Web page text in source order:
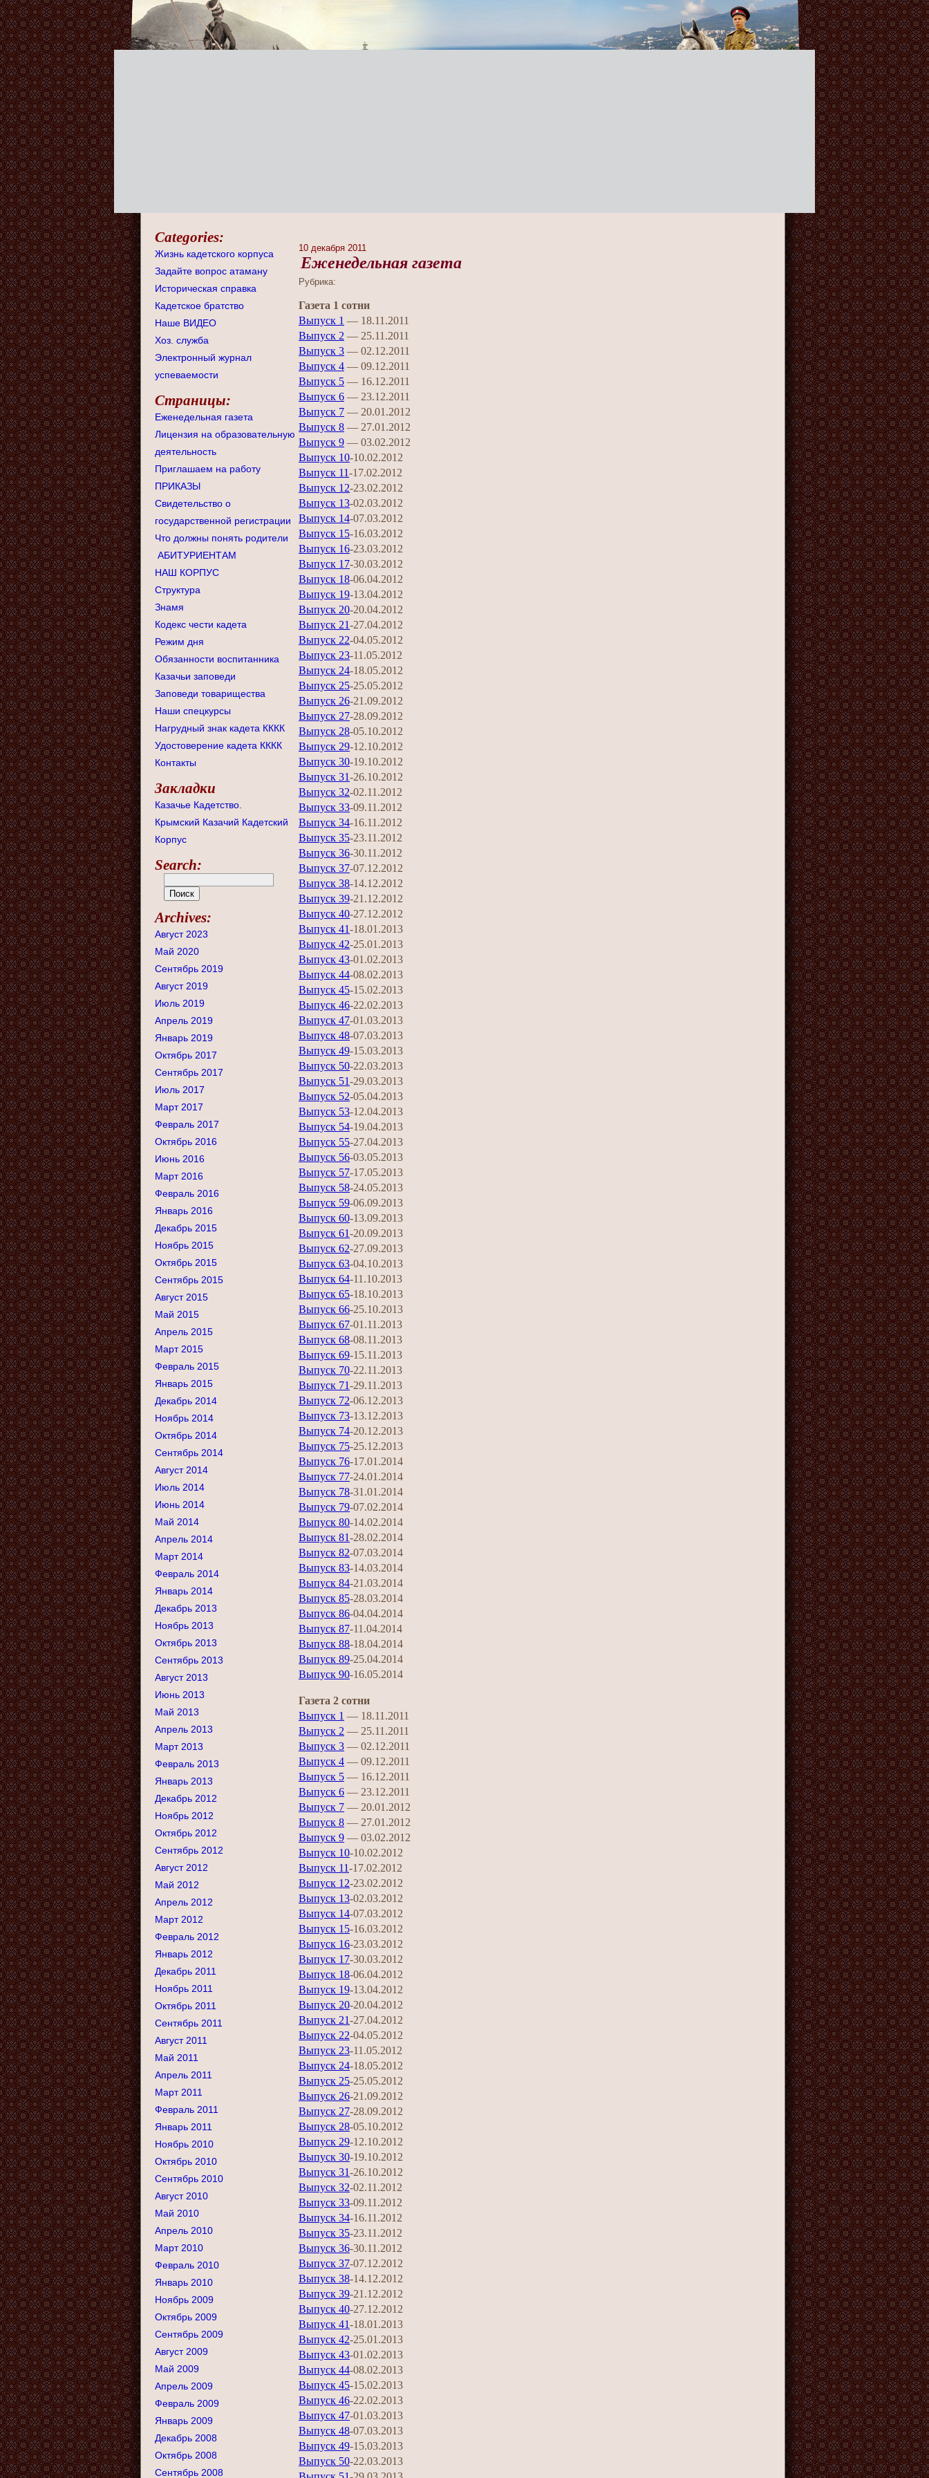
Categories:
Жизнь кадетского корпуса
Задайте вопрос атаману
Историческая справка
Кадетское братство
Наше ВИДЕО
Хоз. служба
Электронный журнал
успеваемости
Страницы:
Еженедельная газета
Лицензия на образовательную
деятельность
Приглашаем на работу
ПРИКАЗЫ
Свидетельство о
государственной регистрации
Что должны понять родители
АБИТУРИЕНТАМ
НАШ КОРПУС
Структура
Знамя
Кодекс чести кадета
Режим дня
Обязанности воспитанника
Казачьи заповеди
Заповеди товарищества
Наши спецкурсы
Нагрудный знак кадета КККК
Удостоверение кадета КККК
Контакты
Закладки
Казачье Кадетство.
Крымский Казачий Кадетский
Корпус
Search:
Archives:
Август 2023
Май 2020
Сентябрь 2019
Август 2019
Июль 2019
Апрель 2019
Январь 2019
Октябрь 2017
Сентябрь 2017
Июль 2017
Март 2017
Февраль 2017
Октябрь 2016
Июнь 2016
Март 2016
Февраль 2016
Январь 2016
Декабрь 2015
Ноябрь 2015
Октябрь 2015
Сентябрь 2015
Август 2015
Май 2015
Апрель 2015
Март 2015
Февраль 2015
Январь 2015
Декабрь 2014
Ноябрь 2014
Октябрь 2014
Сентябрь 2014
Август 2014
Июль 2014
Июнь 2014
Май 2014
Апрель 2014
Март 2014
Февраль 2014
Январь 2014
Декабрь 2013
Ноябрь 2013
Октябрь 2013
Сентябрь 2013
Август 2013
Июнь 2013
Май 2013
Апрель 2013
Март 2013
Февраль 2013
Январь 2013
Декабрь 2012
Ноябрь 2012
Октябрь 2012
Сентябрь 2012
Август 2012
Май 2012
Апрель 2012
Март 2012
Февраль 2012
Январь 2012
Декабрь 2011
Ноябрь 2011
Октябрь 2011
Сентябрь 2011
Август 2011
Май 2011
Апрель 2011
Март 2011
Февраль 2011
Январь 2011
Ноябрь 2010
Октябрь 2010
Сентябрь 2010
Август 2010
Май 2010
Апрель 2010
Март 2010
Февраль 2010
Январь 2010
Ноябрь 2009
Октябрь 2009
Сентябрь 2009
Август 2009
Май 2009
Апрель 2009
Февраль 2009
Январь 2009
Декабрь 2008
Октябрь 2008
Сентябрь 2008
10 декабря 2011
Еженедельная газета
Рубрика:
Газета 1 сотни
Выпуск 1 — 18.11.2011
Выпуск 2 — 25.11.2011
Выпуск 3 — 02.12.2011
Выпуск 4 — 09.12.2011
Выпуск 5 — 16.12.2011
Выпуск 6 — 23.12.2011
Выпуск 7 — 20.01.2012
Выпуск 8 — 27.01.2012
Выпуск 9 — 03.02.2012
Выпуск 10-10.02.2012
Выпуск 11-17.02.2012
Выпуск 12-23.02.2012
Выпуск 13-02.03.2012
Выпуск 14-07.03.2012
Выпуск 15-16.03.2012
Выпуск 16-23.03.2012
Выпуск 17-30.03.2012
Выпуск 18-06.04.2012
Выпуск 19-13.04.2012
Выпуск 20-20.04.2012
Выпуск 21-27.04.2012
Выпуск 22-04.05.2012
Выпуск 23-11.05.2012
Выпуск 24-18.05.2012
Выпуск 25-25.05.2012
Выпуск 26-21.09.2012
Выпуск 27-28.09.2012
Выпуск 28-05.10.2012
Выпуск 29-12.10.2012
Выпуск 30-19.10.2012
Выпуск 31-26.10.2012
Выпуск 32-02.11.2012
Выпуск 33-09.11.2012
Выпуск 34-16.11.2012
Выпуск 35-23.11.2012
Выпуск 36-30.11.2012
Выпуск 37-07.12.2012
Выпуск 38-14.12.2012
Выпуск 39-21.12.2012
Выпуск 40-27.12.2012
Выпуск 41-18.01.2013
Выпуск 42-25.01.2013
Выпуск 43-01.02.2013
Выпуск 44-08.02.2013
Выпуск 45-15.02.2013
Выпуск 46-22.02.2013
Выпуск 47-01.03.2013
Выпуск 48-07.03.2013
Выпуск 49-15.03.2013
Выпуск 50-22.03.2013
Выпуск 51-29.03.2013
Выпуск 52-05.04.2013
Выпуск 53-12.04.2013
Выпуск 54-19.04.2013
Выпуск 55-27.04.2013
Выпуск 56-03.05.2013
Выпуск 57-17.05.2013
Выпуск 58-24.05.2013
Выпуск 59-06.09.2013
Выпуск 60-13.09.2013
Выпуск 61-20.09.2013
Выпуск 62-27.09.2013
Выпуск 63-04.10.2013
Выпуск 64-11.10.2013
Выпуск 65-18.10.2013
Выпуск 66-25.10.2013
Выпуск 67-01.11.2013
Выпуск 68-08.11.2013
Выпуск 69-15.11.2013
Выпуск 70-22.11.2013
Выпуск 71-29.11.2013
Выпуск 72-06.12.2013
Выпуск 73-13.12.2013
Выпуск 74-20.12.2013
Выпуск 75-25.12.2013
Выпуск 76-17.01.2014
Выпуск 77-24.01.2014
Выпуск 78-31.01.2014
Выпуск 79-07.02.2014
Выпуск 80-14.02.2014
Выпуск 81-28.02.2014
Выпуск 82-07.03.2014
Выпуск 83-14.03.2014
Выпуск 84-21.03.2014
Выпуск 85-28.03.2014
Выпуск 86-04.04.2014
Выпуск 87-11.04.2014
Выпуск 88-18.04.2014
Выпуск 89-25.04.2014
Выпуск 90-16.05.2014
Газета 2 сотни
Выпуск 1 — 18.11.2011
Выпуск 2 — 25.11.2011
Выпуск 3 — 02.12.2011
Выпуск 4 — 09.12.2011
Выпуск 5 — 16.12.2011
Выпуск 6 — 23.12.2011
Выпуск 7 — 20.01.2012
Выпуск 8 — 27.01.2012
Выпуск 9 — 03.02.2012
Выпуск 10-10.02.2012
Выпуск 11-17.02.2012
Выпуск 12-23.02.2012
Выпуск 13-02.03.2012
Выпуск 14-07.03.2012
Выпуск 15-16.03.2012
Выпуск 16-23.03.2012
Выпуск 17-30.03.2012
Выпуск 18-06.04.2012
Выпуск 19-13.04.2012
Выпуск 20-20.04.2012
Выпуск 21-27.04.2012
Выпуск 22-04.05.2012
Выпуск 23-11.05.2012
Выпуск 24-18.05.2012
Выпуск 25-25.05.2012
Выпуск 26-21.09.2012
Выпуск 27-28.09.2012
Выпуск 28-05.10.2012
Выпуск 29-12.10.2012
Выпуск 30-19.10.2012
Выпуск 31-26.10.2012
Выпуск 32-02.11.2012
Выпуск 33-09.11.2012
Выпуск 34-16.11.2012
Выпуск 35-23.11.2012
Выпуск 36-30.11.2012
Выпуск 37-07.12.2012
Выпуск 38-14.12.2012
Выпуск 39-21.12.2012
Выпуск 40-27.12.2012
Выпуск 41-18.01.2013
Выпуск 42-25.01.2013
Выпуск 43-01.02.2013
Выпуск 44-08.02.2013
Выпуск 45-15.02.2013
Выпуск 46-22.02.2013
Выпуск 47-01.03.2013
Выпуск 48-07.03.2013
Выпуск 49-15.03.2013
Выпуск 50-22.03.2013